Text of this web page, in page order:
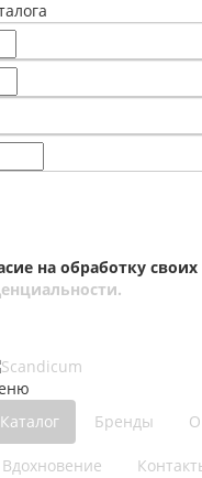
на обработку
Каталог
Бренды
Вдохновение